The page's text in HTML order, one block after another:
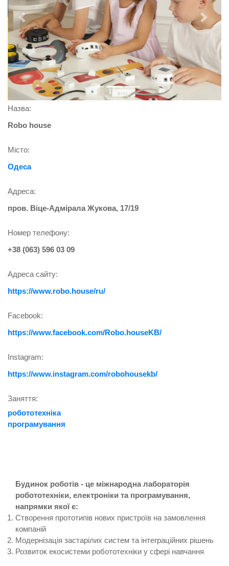
Previous Next
Назва:
Robo house
Місто:
Одеса
Адреса:
пров. Віце-Адмірала Жукова, 17/19
Номер телефону:
+38 (063) 596 03 09
Адреса сайту:
https://www.robo.house/ru/
Facebook:
https://www.facebook.com/Robo.houseKB/
Instagram:
https://www.instagram.com/robohousekb/
Заняття:
робототехніка
програмування
Будинок роботів - це міжнародна лабораторія
робототехніки, електроніки та програмування,
напрямки якої є:
Створення прототипів нових пристроїв на замовлення
компаній
Модернізація застарілих систем та інтеграційних рішень
Розвиток екосистеми робототехніки у сфері навчання